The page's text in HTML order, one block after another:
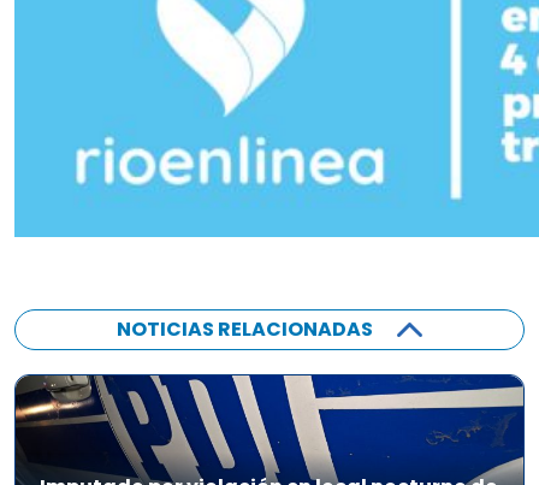
NOTICIAS RELACIONADAS